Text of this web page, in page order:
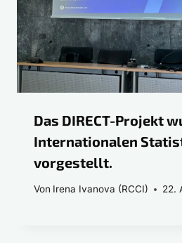
Das DIRECT-Projekt
Internationalen
vorgestellt.
Von Irena Ivanova (RCCI) 22.